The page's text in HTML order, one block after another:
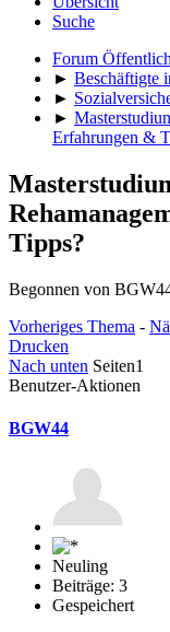
Suche
Forum
► Beschäftigte
►
►
Erfahrungen &
Tipps?
Begonnen von
Vorheriges Thema -
Drucken
Nach unten Seiten1
Benutzer-Aktionen
BGW44
Neuling
Beiträge: 3
Gespeichert